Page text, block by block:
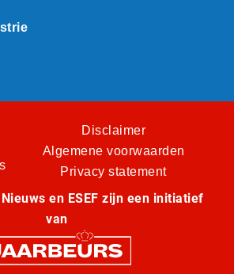
Disclaimer
Algemene voorwaarden
Privacy statement
en ESEF zijn een initiatief
van